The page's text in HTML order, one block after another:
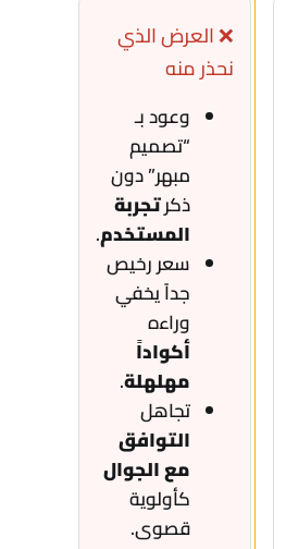
❌ العرض الذي
نحذر منه
وعود بـ
“تصميم
مبهر” دون
ذكرتجربة
المستخدم.
سعر رخيص
جداً يخفي
وراءه
أكواداً
مهلهلة.
تجاهل
التوافق
مع الجوال
كأولوية
قصوى.